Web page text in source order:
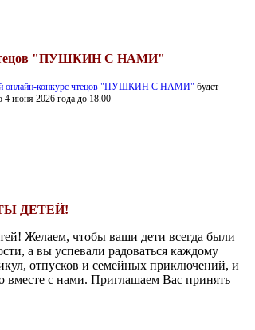
чтецов "ПУШКИН С НАМИ"
онлайн-конкурс чтецов "ПУШКИН С НАМИ" будет
4 июня 2026 года до 18.00
ДЕТЕЙ!
Желаем, чтобы ваши дети всегда были
а вы успевали радоваться каждому
отпусков и семейных приключений, и
вместе с нами. Приглашаем Вас принять